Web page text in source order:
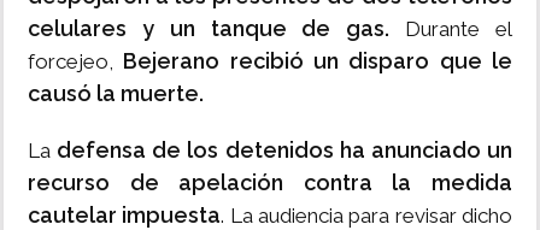
celulares y un tanque de gas. Durante el
forcejeo, Bejerano recibió un disparo que le
causó la muerte.
La defensa de los detenidos ha anunciado un
recurso de apelación contra la medida
cautelar impuesta. La audiencia para revisar dicho